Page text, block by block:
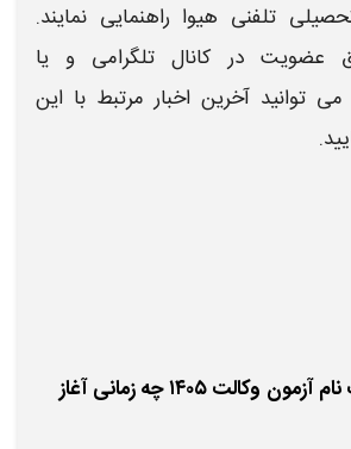
تلفنی هیوا راهنمایی نمایند.
عضویت در کانال تلگرامی و یا
می توانید آخرین اخبار مرتبط با این
1- ✔️ ویرایش ثبت نام آزمون وکالت ۱۴۰۵ چه زمانی آغاز